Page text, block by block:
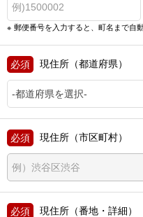
郵便番号を入力すると、町名まで自
現住所（都道府県）
現住所（市区町村）
現住所（番地・詳細）